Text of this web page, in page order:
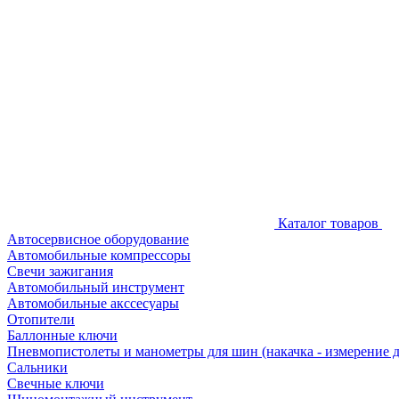
Каталог товаров
Автосервисное оборудование
Автомобильные компрессоры
Свечи зажигания
Автомобильный инструмент
Автомобильные акссесуары
Отопители
Баллонные ключи
Пневмопистолеты и манометры для шин (накачка - измерение
Сальники
Свечные ключи